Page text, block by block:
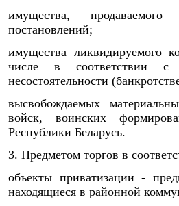
имущества,
постановлений;
имущества ликвидируемого
числе в соответствии с
несостоятельности
высвобождаемых
войск, воинских
Республики Беларусь.
3. Предметом торгов в
объекты приватизации -
находящиеся в районной